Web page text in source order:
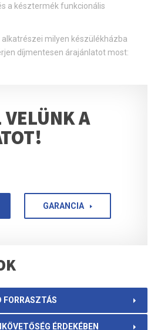
a késztermék funkcionális
milyen készülékházba
díjmentesen árajánlatot most:
VELÜNK A
GARANCIA
FORRASZTÁS
ÉRDEKÉBEN